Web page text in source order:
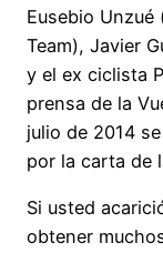
Eusebio
Team), Javier
y el ex ciclista
prensa de la
julio de 2014
por la carta de
Si usted
obtener